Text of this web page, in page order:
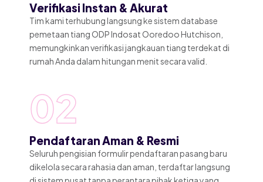
Verifikasi Instan & Akurat
Tim kami terhubung langsung ke sistem database
pemetaan tiang ODP Indosat Ooredoo Hutchison,
memungkinkan verifikasi jangkauan tiang terdekat di
rumah Anda dalam hitungan menit secara valid.
02
Pendaftaran Aman & Resmi
Seluruh pengisian formulir pendaftaran pasang baru
dikelola secara rahasia dan aman, terdaftar langsung